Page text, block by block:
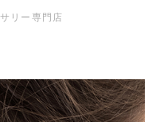
リー専門店